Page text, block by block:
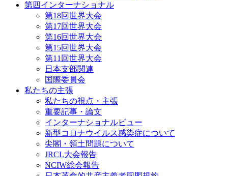
第四インターナショナル
第18回世界大会
第17回世界大会
第16回世界大会
第15回世界大会
第11回世界大会
日本支部関連
国際委員会
私たちの主張
私たちの視点・主張
重要記事・論文
インターナショナルビュー
新型コロナウイルス感染症について
尖閣・領土問題について
JRCL大会報告
NCIW総会報告